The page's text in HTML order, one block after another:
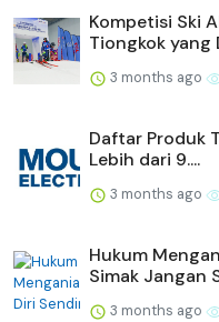
Kompetisi Ski
Tiongkok yang
3 months ago
Daftar Produk
Lebih dari 9....
3 months ago
Hukum
Simak Jangan
3 months ago